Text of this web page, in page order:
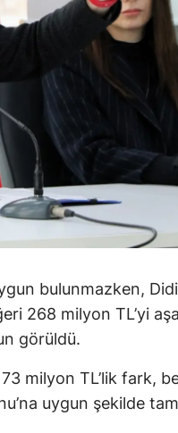
bulunmazken,
268 milyon TL’yi
görüldü.
milyon TL’lik fark,
uygun şekilde